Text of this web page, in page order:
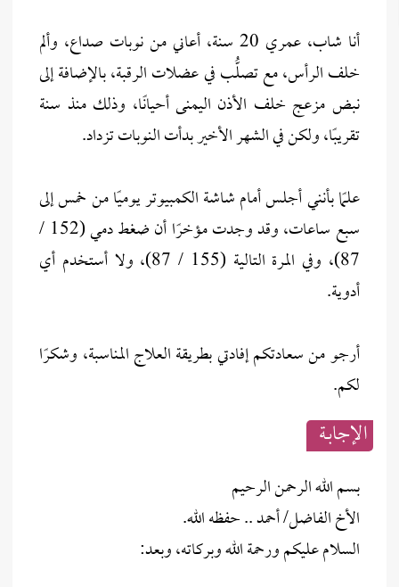
أنا شاب، عمري 20 سنة، أعاني من نوبات صداع، وألم
خلف الرأس، مع تصلُّب في عضلات الرقبة، بالإضافة إلى
نبض مزعج خلف الأذن اليمنى أحيانًا، وذلك منذ سنة
تقريبًا، ولكن في الشهر الأخير بدأت النوبات تزداد.
علمًا بأنني أجلس أمام شاشة الكمبيوتر يوميًا من خمس إلى
سبع ساعات، وقد وجدت مؤخرًا أن ضغط دمي (152 /
87)، وفي المرة التالية (155 / 87)، ولا أستخدم أي
أدوية.
أرجو من سعادتكم إفادتي بطريقة العلاج المناسبة، وشكرًا
لكم.
الإجابــة
بسم الله الرحمن الرحيم
الأخ الفاضل/ أحمد .. حفظه الله.
السلام عليكم ورحمة الله وبركاته، وبعد: